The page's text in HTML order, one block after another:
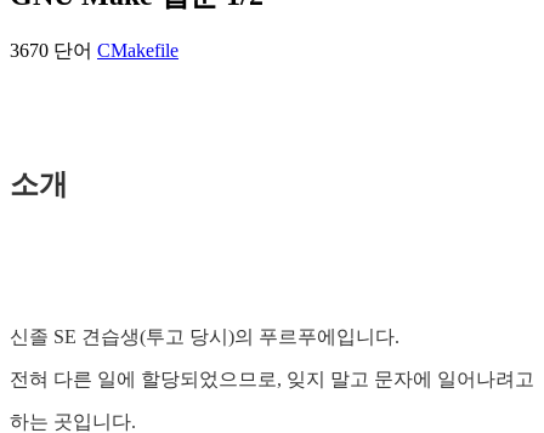
3670 단어 CMakefile
소개
신졸 SE 견습생(투고 당시)의 푸르푸에입니다.
전혀 다른 일에 할당되었으므로, 잊지 말고 문자에 일어나려고
하는 곳입니다.